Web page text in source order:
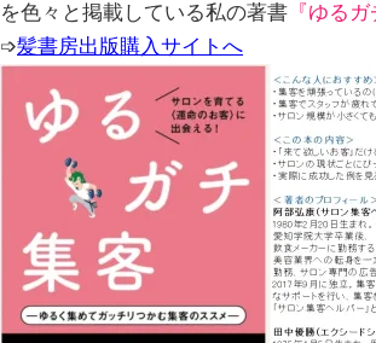
を色々と掲載している私の著書 『ゆるガ
➩髪書房出版購入サイトへ